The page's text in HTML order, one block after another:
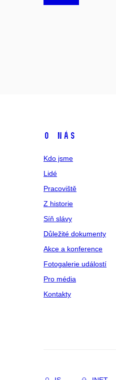
O NÁS
Kdo jsme
Lidé
Pracoviště
Z historie
Síň slávy
Důležité dokumenty
Akce a konference
Fotogalerie událostí
Pro média
Kontakty